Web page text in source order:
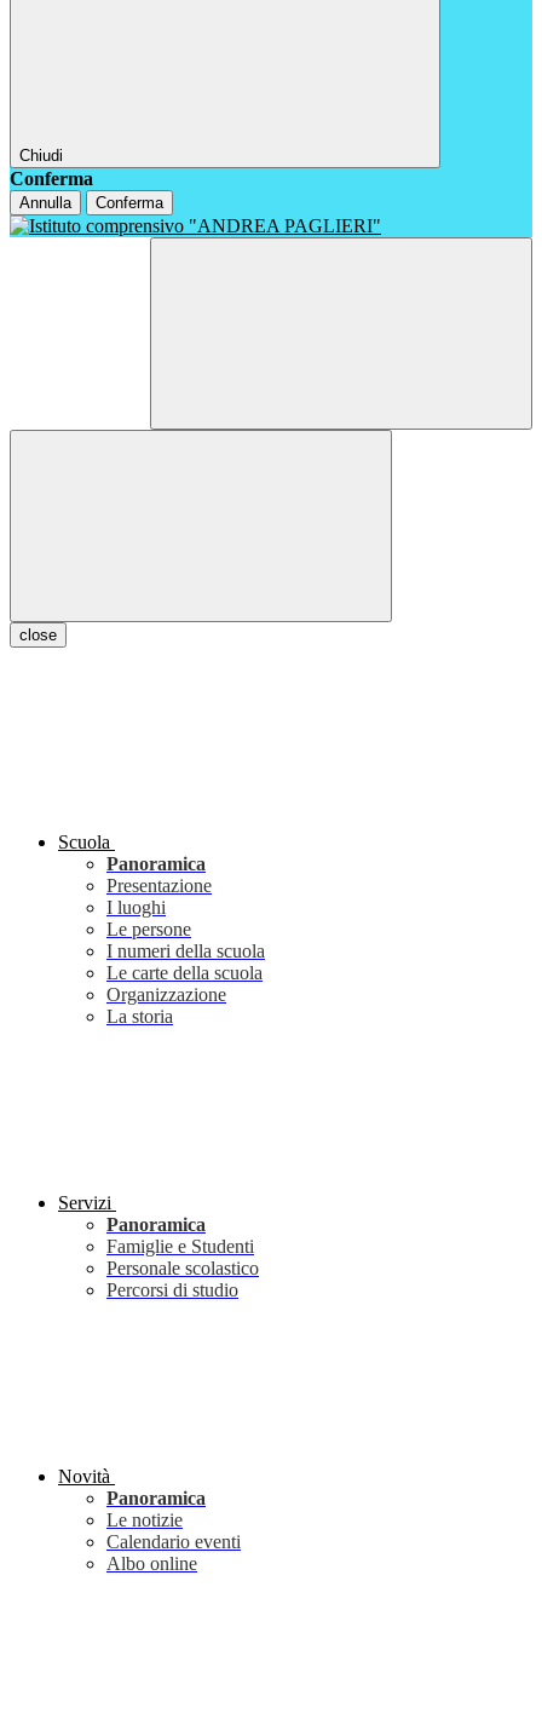
Chiudi
Conferma
Annulla Conferma
close
Scuola
Panoramica
Presentazione
I luoghi
Le persone
I numeri della scuola
Le carte della scuola
Organizzazione
La storia
Servizi
Panoramica
Famiglie e Studenti
Personale scolastico
Percorsi di studio
Novità
Panoramica
Le notizie
Calendario eventi
Albo online